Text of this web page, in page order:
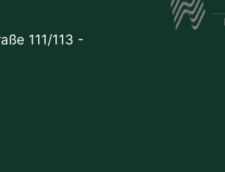
111/113 -